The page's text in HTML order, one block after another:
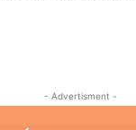
- Advertisment -